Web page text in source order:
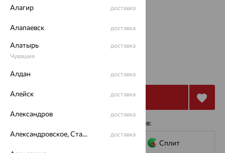
22
от 22 678 62 994₽
Купить
с помощью сервисов:
Сплит
Алагир доставка
Алапаевск доставка
Алатырь
Чувашия
доставка
Алдан доставка
Алейск доставка
Александров доставка
Александровское, Ставропольский край доставка